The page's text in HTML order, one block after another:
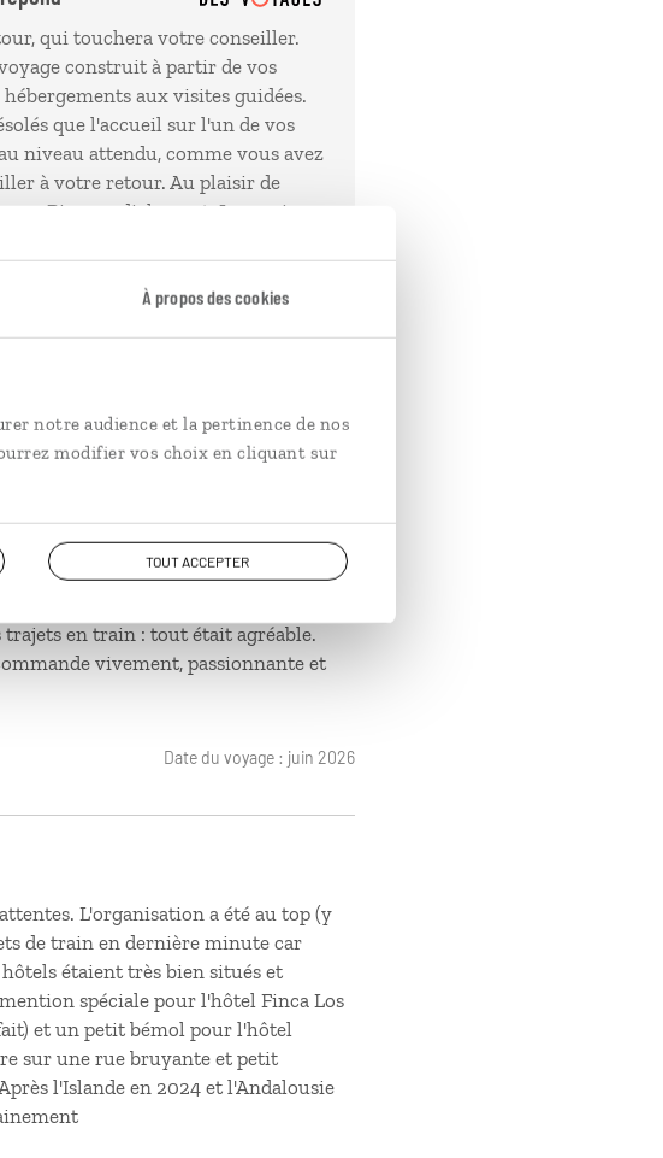
À propos des cookies
notre audience et la pertinence de nos
modifier vos choix en cliquant sur
TOUT ACCEPTER
qui touchera votre conseiller.
construit à partir de vos
aux visites guidées.
que l'accueil sur l'un de vos
niveau attendu, comme vous avez
à votre retour. Au plaisir de
Bien cordialement. Le service
La région m’a vraiment
villes et la richesse de son histoire.
de l’extrémisme actuel. J’ai été
chrétiens et juifs vivaient
et une ouverture d’esprit
en train : tout était agréable.
vivement, passionnante et
Date du voyage : juin 2026
L'organisation a été au top (y
de train en dernière minute car
étaient très bien situés et
spéciale pour l'hôtel Finca Los
et un petit bémol pour l'hôtel
sur une rue bruyante et petit
l'Islande en 2024 et l'Andalousie